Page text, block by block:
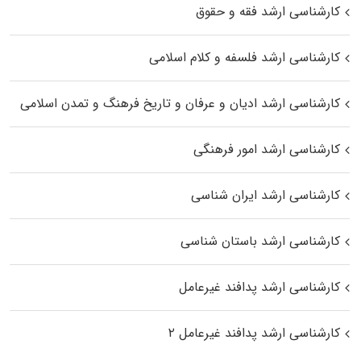
کارشناسی ارشد فقه و حقوق
کارشناسی ارشد فلسفه و کلام اسلامی
کارشناسی ارشد ادیان و عرفان و تاریخ فرهنگ و تمدن اسلامی
کارشناسی ارشد امور فرهنگی
کارشناسی ارشد ایران شناسی
کارشناسی ارشد باستان شناسی
کارشناسی ارشد پدافند غیرعامل
کارشناسی ارشد پدافند غیرعامل ۲